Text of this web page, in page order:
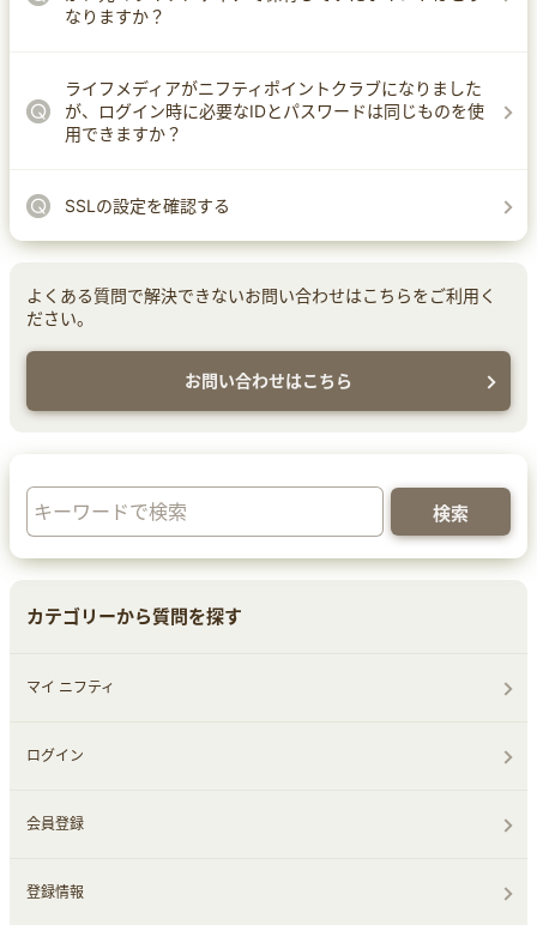
なりますか？
ライフメディアがニフティポイントクラブになりました
が、ログイン時に必要なIDとパスワードは同じものを使
用できますか？
SSLの設定を確認する
よくある質問で解決できないお問い合わせはこちらをご利用く
ださい。
お問い合わせはこちら
カテゴリーから質問を探す
マイ ニフティ
ログイン
会員登録
登録情報